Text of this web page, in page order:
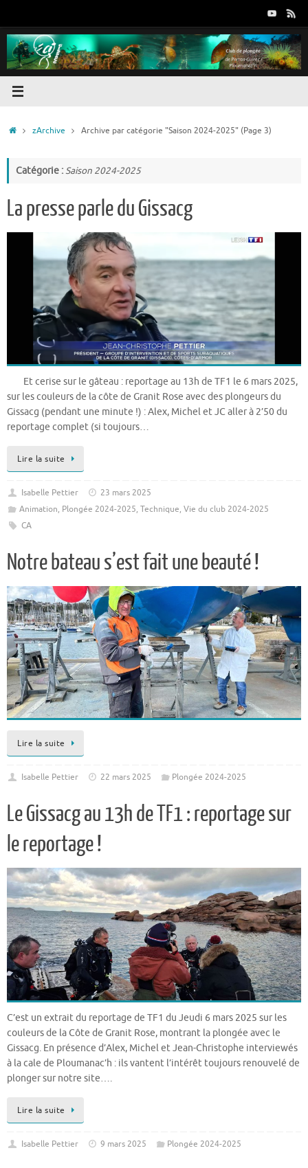
contenu
Accueil
zArchive Archive par catégorie "Saison 2024-2025" (Page 3)
Catégorie :Saison 2024-2025
La presse parle du Gissacg
Et cerise sur le gâteau : reportage au 13h de TF1 le 6 mars 2025,
sur les couleurs de la côte de Granit Rose avec des plongeurs du
Gissacg (pendant une minute !) : Alex, Michel et JC aller à 2’50 du
reportage complet (si toujours…
Lire la suite
Isabelle Pettier
23 mars 2025
Animation, Plongée 2024-2025, Technique, Vie du club 2024-2025
CA
Notre bateau s’est fait une beauté !
Lire la suite
Isabelle Pettier 22 mars 2025 Plongée 2024-2025
Le Gissacg au 13h de TF1 : reportage sur
le reportage !
C’est un extrait du reportage de TF1 du Jeudi 6 mars 2025 sur les
couleurs de la Côte de Granit Rose, montrant la plongée avec le
Gissacg. En présence d’Alex, Michel et Jean-Christophe interviewés
à la cale de Ploumanac’h : ils vantent l’intérêt toujours renouvelé de
plonger sur notre site….
Lire la suite
Isabelle Pettier 9 mars 2025 Plongée 2024-2025